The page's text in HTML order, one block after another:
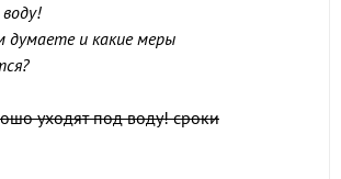
и какие меры
уходят под воду! сроки